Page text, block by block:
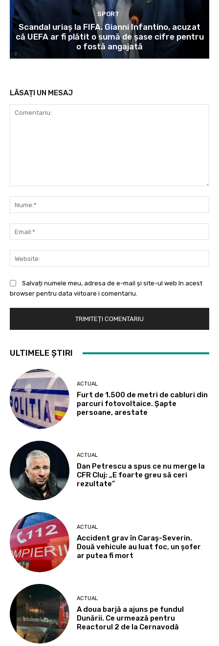
SPORT
Scandal uriaș la FIFA. Gianni Infantino, acuzat
că UEFA ar fi plătit o sumă de șase cifre pentru
o fostă angajată
LĂSAȚI UN MESAJ
Salvați numele meu, adresa de e-mail și site-ul web în acest
browser pentru data viitoare i comentariu.
ULTIMELE ȘTIRI
ACTUAL
Furt de 1.500 de metri de cabluri din
parcuri fotovoltaice. Șapte
persoane, arestate
ACTUAL
Dan Petrescu a spus ce nu merge la
CFR Cluj: „E foarte greu să ceri
rezultate”
ACTUAL
Accident grav în Caraș-Severin.
Două vehicule au luat foc, un șofer
ar putea fi mort
ACTUAL
A doua barjă a ajuns pe fundul
Dunării. Ce urmează pentru
Reactorul 2 de la Cernavodă